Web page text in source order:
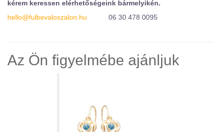
kérem keressen elérhetőségeink bármelyikén.
hello@fulbevaloszalon.hu
06 30 478 0095
Az Ön figyelmébe ajánljuk